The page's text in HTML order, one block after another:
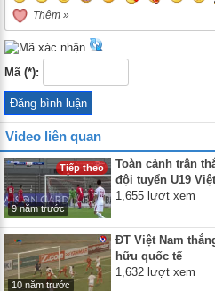
Thêm »
Mã (*):
Video liên quan
Tiếp theo
9 năm trước
Toàn cảnh trận
đội tuyển U19
1,655 lượt xem
10 năm trước
ĐT Việt Nam
hữu quốc tế
1,632 lượt xem